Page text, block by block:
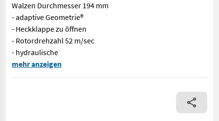
Walzen Durchmesser 194 mm
- adaptive Geometrie®
- Heckklappe zu öffnen
- Rotordrehzahl 52 m/sec
- hydraulische
! Betriebsbereiter Mulcher mit 8,3 m Breite ! ! Kommt aus
mehr anzeigen